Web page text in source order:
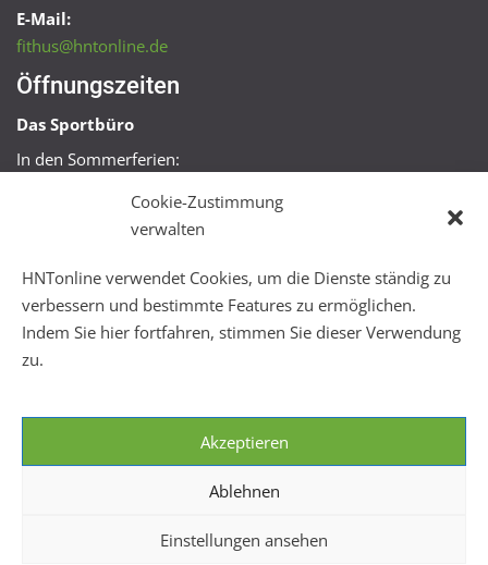
Cookie-Zustimmung
verwalten
HNTonline verwendet Cookies, um die Dienste ständig zu
verbessern und bestimmte Features zu ermöglichen.
Indem Sie hier fortfahren, stimmen Sie dieser Verwendung
zu.
Akzeptieren
Ablehnen
Einstellungen ansehen
E-Mail:
fithus@hntonline.de
Öffnungszeiten
Das Sportbüro
In den Sommerferien:
Mo + Mi 16:00 – 18:00 Uhr
Mo – Fr 08:00 – 22:00 Uhr
Sa + So 10:00 – 18:00 Uhr